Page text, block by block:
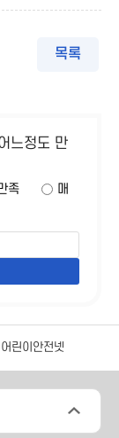
목록
느정도 만
족
매
어린이안전넷